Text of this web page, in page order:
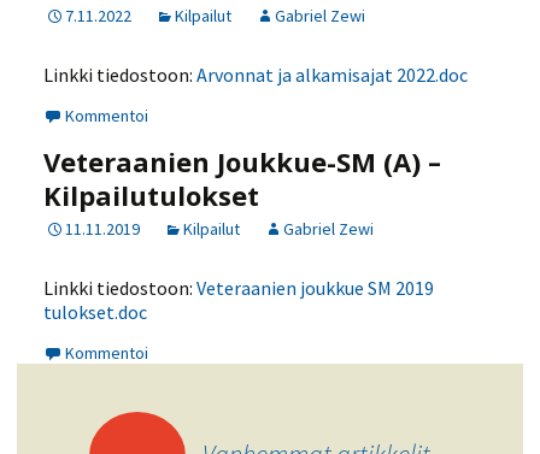
7.11.2022 Kilpailut Gabriel Zewi
Linkki tiedostoon:Arvonnat ja alkamisajat 2022.doc
Kommentoi
Veteraanien Joukkue-SM (A) –
Kilpailutulokset
11.11.2019 Kilpailut Gabriel Zewi
Linkki tiedostoon:Veteraanien joukkue SM 2019
tulokset.doc
Kommentoi
Artikkelien